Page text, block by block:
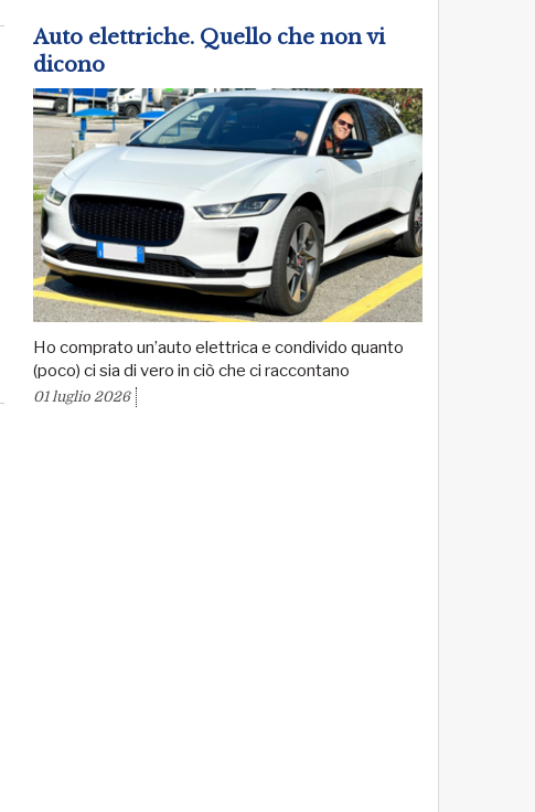
Auto elettriche. Quello che non vi
dicono
Ho comprato un’auto elettrica e condivido quanto
(poco) ci sia di vero in ciò che ci raccontano
01 luglio 2026